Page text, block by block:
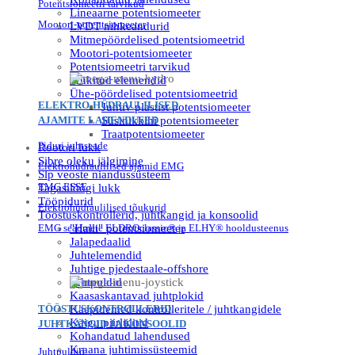
Lineaarne potentsiomeeter
LVDT nihkeandurid
Mitmepöördelised potentsiomeetrid
Mootori-potentsiomeeter
Potentsiomeetri tarvikud
Trükitud elemendid
Ühe-pöördelised potentsiomeetrid
Juhtiv plastist potentsiomeeter
Süsinikkihi potentsiomeeter
Traatpotentsiomeeter
Rootori lukk
Sibre oleku jälgimine
Slp veoste niandussüsteem
Tagasilõõgi lukk
Tööpidurid
Tööstuskontrollerid, juhtkangid ja konsoolid
"Halli" potentsiomeeter
Jalapedaalid
Juhtelemendid
Juhtige pjedestaale-offshore
Juhtpuldid
Kaasaskantavad juhtplokid
Käepidemed kontrolleritele / juhtkangidele
Käigu piirlülitid
Kohandatud lahendused
Kraana juhtimissüsteemid
Potentsiomeetri tarvikud
Mootori-potentsiomeeter
ELEKTRO-HÜDRAULILISED
AJAMITE LAHENDUSED
Piduri juhtseade
Elektrohüdraulilised ajamid EMG
EMG ESSE
Elektrohüdraulilised tõukurid
EMG seadmete ELDROclassic® ja ELHY® hooldusteenus
TÖÖSTUSKONTROLLERID,
JUHTKANGID JA KONSOOLID
Juhtpuldid